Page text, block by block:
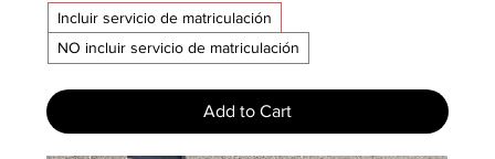
Incluir servicio de matriculación
NO incluir servicio de matriculación
Add to Cart